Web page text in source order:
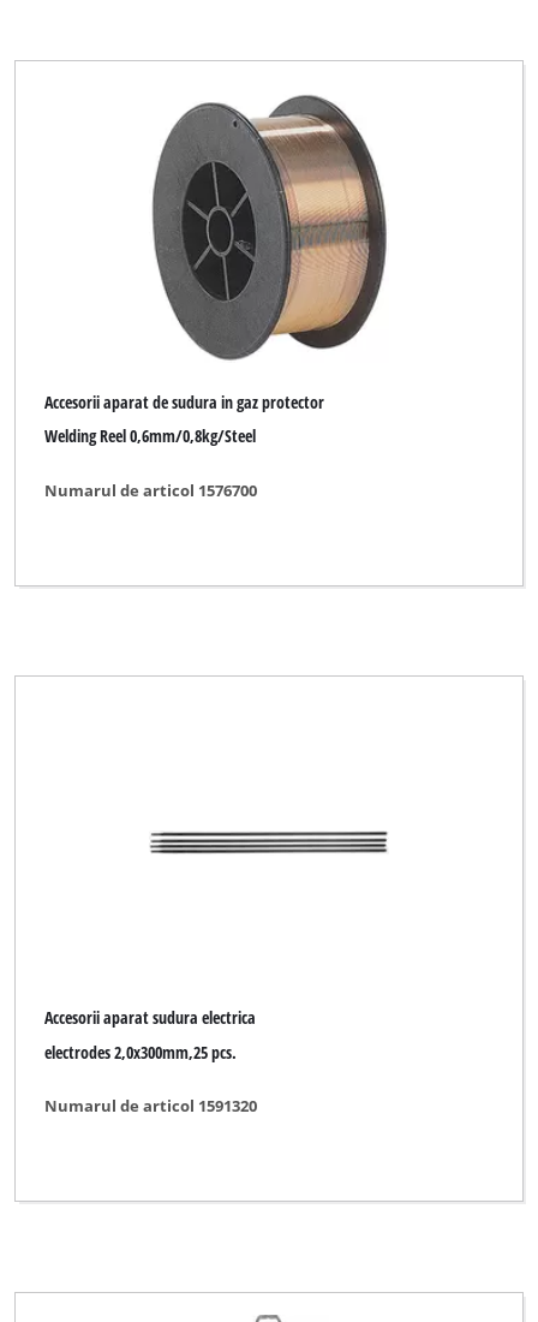
Accesorii aparat de sudura in gaz protector
Welding Reel 0,6mm/0,8kg/Steel
Numarul de articol 1576700
Accesorii aparat sudura electrica
electrodes 2,0x300mm,25 pcs.
Numarul de articol 1591320